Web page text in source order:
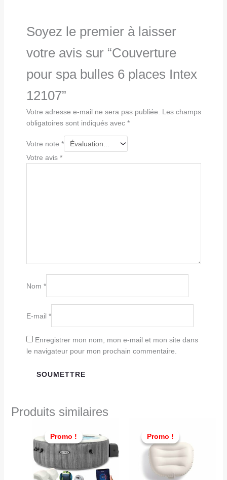
Soyez le premier à laisser
votre avis sur “Couverture
pour spa bulles 6 places Intex
12107”
Votre adresse e-mail ne sera pas publiée.
Les champs
obligatoires sont indiqués avec *
Votre note *
Votre avis *
Nom *
E-mail *
Enregistrer mon nom, mon e-mail et mon site dans
le navigateur pour mon prochain commentaire.
Produits similaires
Promo !
Promo !
initial
était :
TND
5.999,000.
actuel
est :
TND
5.299,000.
Promo !
Promo !initial
était :
99,000.